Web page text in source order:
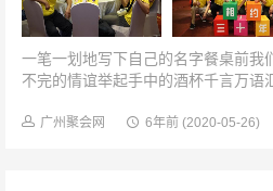
一笔一划地写下自己的名字餐桌前我
不完的情谊举起手中的酒杯千言万语
我们一起走过。无论路上...
广州聚会网 6年前 (2020-05-26)